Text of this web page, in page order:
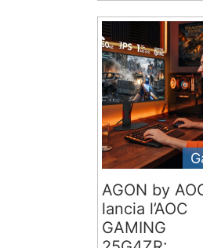
AGON by
lancia l’AOC
GAMING